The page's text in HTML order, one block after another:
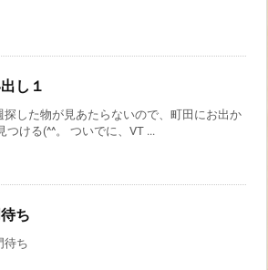
し１
探した物が見あたらないので、町田にお出か
つける(^^。 ついでに、VT ...
ち
待ち